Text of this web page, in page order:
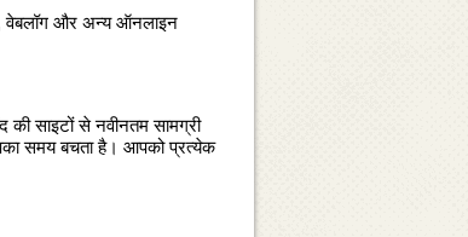
वेबलॉग और अन्‍य ऑनलाइन
साइटों से नवीनतम सामग्री
समय बचता है। आपको प्रत्‍येक